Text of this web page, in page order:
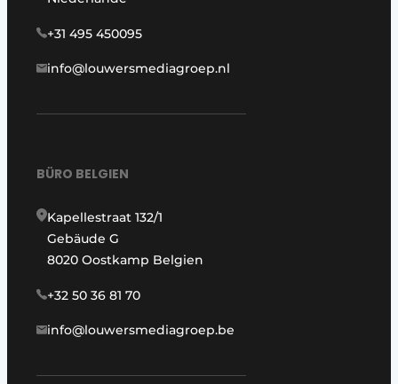
+31 495 450095
info@louwersmediagroep.nl
BÜRO BELGIEN
Kapellestraat 132/1
Gebäude G
8020 Oostkamp Belgien
+32 50 36 81 70
info@louwersmediagroep.be